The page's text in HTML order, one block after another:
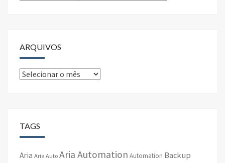
ARQUIVOS
Arquivos
TAGS
Aria Aria Auto Aria Automation Automation Backup